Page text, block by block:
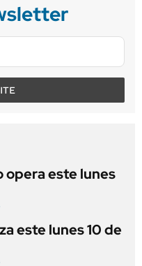
opera este lunes
este lunes 10 de